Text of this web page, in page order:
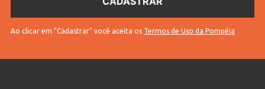
Ao clicar em "Cadastrar" você aceita os Termos de Uso da Pompéia